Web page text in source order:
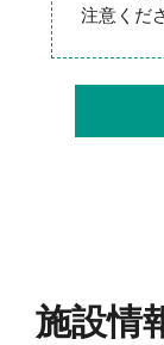
注意くだ
施設情